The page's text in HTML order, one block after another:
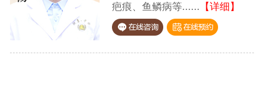
疤痕、鱼鳞病等...... 【详细】